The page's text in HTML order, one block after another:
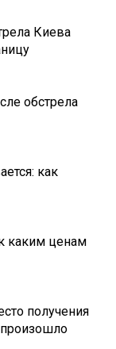
Киева
обстрела
как
каким ценам
получения